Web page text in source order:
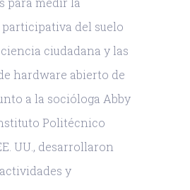
del suelo
ciudadana y las
hardware abierto de
a la socióloga Abby
Politécnico
UU., desarrollaron
y